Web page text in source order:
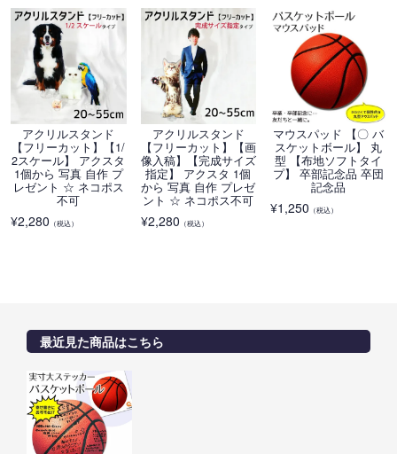
アクリルスタンド
【フリーカット】【1/
2スケール】 アクスタ
1個から 写真 自作 プ
レゼント ☆ ネコポス
不可
¥2,280 （税込）
アクリルスタンド
【フリーカット】【画
像入稿】【完成サイズ
指定】 アクスタ 1個
から 写真 自作 プレゼ
ント ☆ ネコポス不可
¥2,280 （税込）
マウスパッド 【〇 バ
スケットボール】 丸
型 【布地ソフトタイ
プ】 卒部記念品 卒団
記念品
¥1,250 （税込）
最近見た商品はこちら